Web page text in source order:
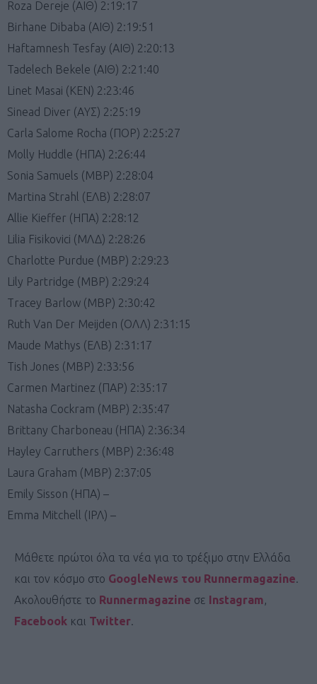
Roza Dereje (ΑΙΘ) 2:19:17
Birhane Dibaba (ΑΙΘ) 2:19:51
Haftamnesh Tesfay (ΑΙΘ) 2:20:13
Tadelech Bekele (ΑΙΘ) 2:21:40
Linet Masai (KEN) 2:23:46
Sinead Diver (AΥΣ) 2:25:19
Carla Salome Rocha (ΠΟΡ) 2:25:27
Molly Huddle (ΗΠΑ) 2:26:44
Sonia Samuels (ΜΒΡ) 2:28:04
Martina Strahl (ΕΛΒ) 2:28:07
Allie Kieffer (ΗΠΑ) 2:28:12
Lilia Fisikovici (MΛΔ) 2:28:26
Charlotte Purdue (ΜΒΡ) 2:29:23
Lily Partridge (ΜΒΡ) 2:29:24
Tracey Barlow (ΜΒΡ) 2:30:42
Ruth Van Der Meijden (ΟΛΛ) 2:31:15
Maude Mathys (ΕΛΒ) 2:31:17
Tish Jones (ΜΒΡ) 2:33:56
Carmen Martinez (ΠΑΡ) 2:35:17
Natasha Cockram (ΜΒΡ) 2:35:47
Brittany Charboneau (ΗΠΑ) 2:36:34
Hayley Carruthers (ΜΒΡ) 2:36:48
Laura Graham (ΜΒΡ) 2:37:05
Emily Sisson (ΗΠΑ) –
Emma Mitchell (IΡΛ) –
Μάθετε πρώτοι όλα τα νέα για το τρέξιμο στην Ελλάδα
και τον κόσμο στο GoogleNews του Runnermagazine.
Ακολουθήστε το Runnermagazine σε Instagram,
Facebook και Twitter.